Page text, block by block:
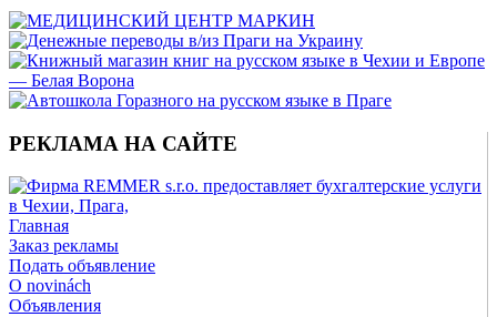
РЕКЛАМА НА САЙТЕ
Главная
Заказ рекламы
Подать объявление
O novinách
Объявления